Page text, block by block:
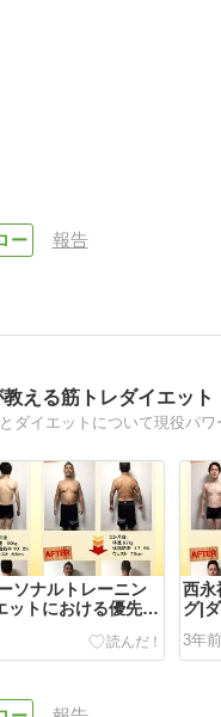
報告
える筋トレダイエット
ソナルトレーニン
ットにおける優先順
西永
グ|
の
3年前